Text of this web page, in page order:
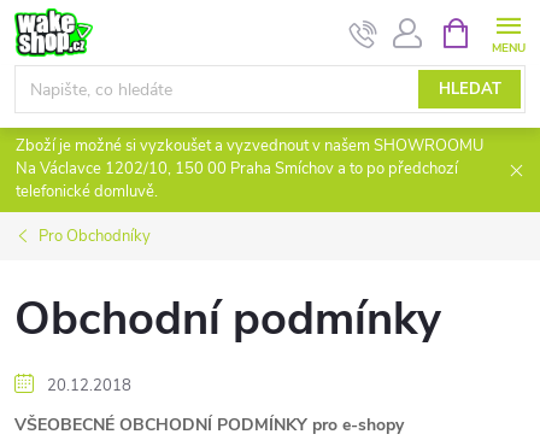
Přejít
na
obsah
HLEDAT
NÁKUPNÍ
KOŠÍK
Zboží je možné si vyzkoušet a vyzvednout v našem SHOWROOMU
Na Václavce 1202/10, 150 00 Praha Smíchov a to po předchozí
telefonické domluvě.
Pro Obchodníky
Obchodní podmínky
20.12.2018
VŠEOBECNÉ OBCHODNÍ PODMÍNKY pro e-shopy